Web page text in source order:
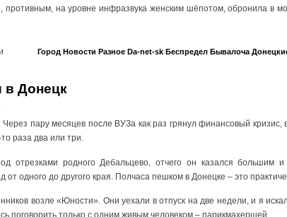
противным, на уровне инфразвука женским шёпотом, обронила в
Город Новости Разное Da-net-sk Беспредел Бывалоча
в Донецк
пару месяцев после ВУЗа как раз грянул финансовый кризис,
раза два или три.
отрезками родного Дебальцево, отчего он казался большим
от одного до другого края. Полчаса пешком в Донецке – это
возле «Юности». Они уехали в отпуск на две недели, и я
поговорить только с одним живым человеком – парикмахершей.